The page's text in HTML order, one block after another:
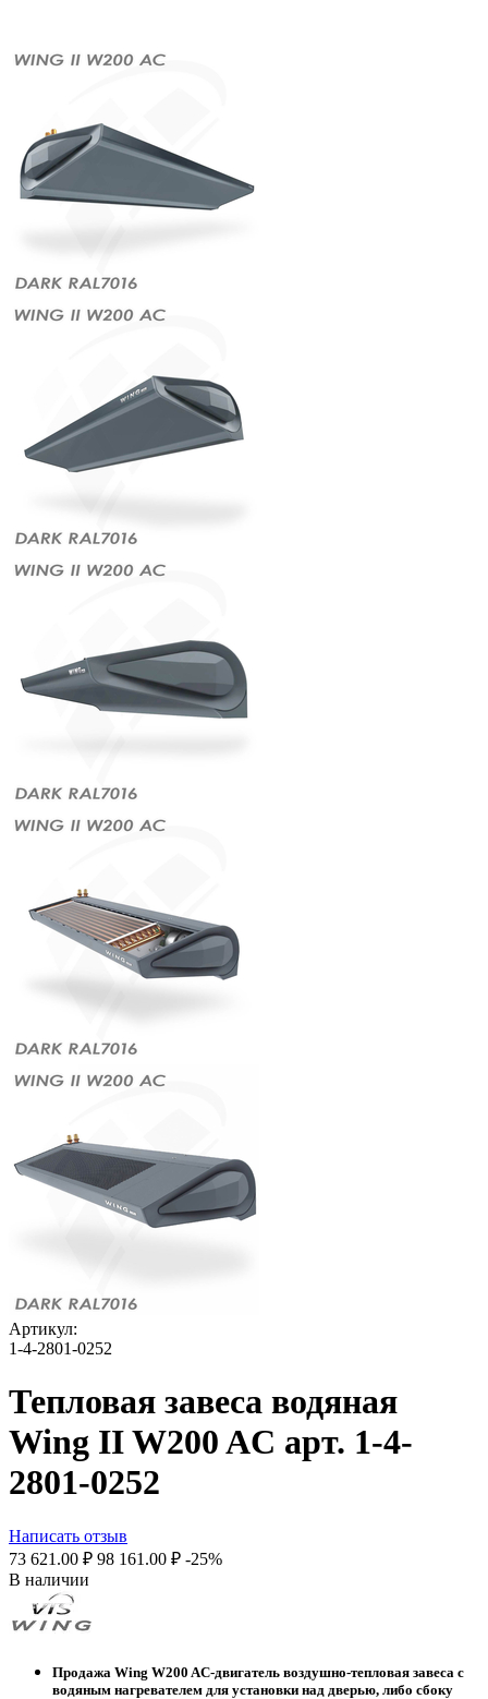
Артикул:
1-4-2801-0252
Тепловая завеса водяная
Wing II W200 AC арт. 1-4-
2801-0252
Написать отзыв
73 621.00 ₽ 98 161.00 ₽ -25%
В наличии
Продажа Wing W200 AC-двигатель воздушно-тепловая завеса с
водяным нагревателем для установки над дверью, либо сбоку